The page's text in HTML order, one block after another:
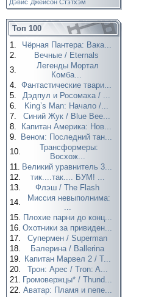
Дэвис Джейсон Стэтхэм
Топ 100
1.
Чёрная Пантера: Вака...
2.
Вечные / Eternals
3.
Легенды Мортал
Комба...
4. Фантастические твари...
5.
Дэдпул и Росомаха / ...
6.
King’s Man: Начало /...
7.
Синий Жук / Blue Bee...
8.
Капитан Америка: Нов...
9.
Веном: Последний тан...
10.
Трансформеры:
Восхож...
11. Великий уравнитель 3...
12.
тик....так.... БУМ! ...
13.
Флэш / The Flash
14.
Миссия невыполнима:
...
15. Плохие парни до конц...
16. Охотники за привиден...
17.
Супермен / Superman
18.
Балерина / Ballerina
19. Капитан Марвел 2 / T...
20.
Трон: Арес / Tron: A...
21. Громовержцы* / Thund...
22. Аватар: Пламя и пепе...